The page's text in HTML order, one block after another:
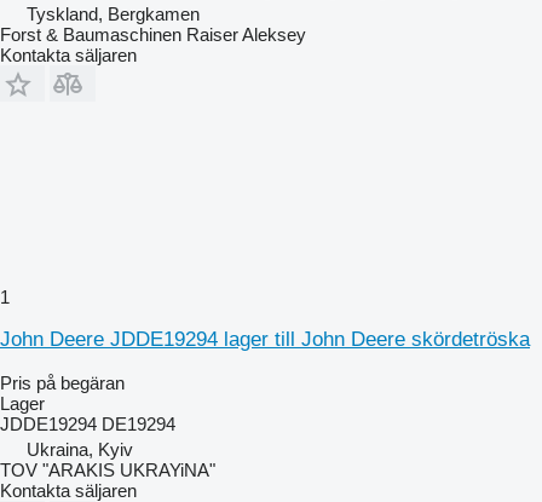
Tyskland, Bergkamen
Forst & Baumaschinen Raiser Aleksey
Kontakta säljaren
1
John Deere JDDE19294 lager till John Deere skördetröska
Pris på begäran
Lager
JDDE19294 DE19294
Ukraina, Kyiv
TOV "ARAKIS UKRAYiNA"
Kontakta säljaren